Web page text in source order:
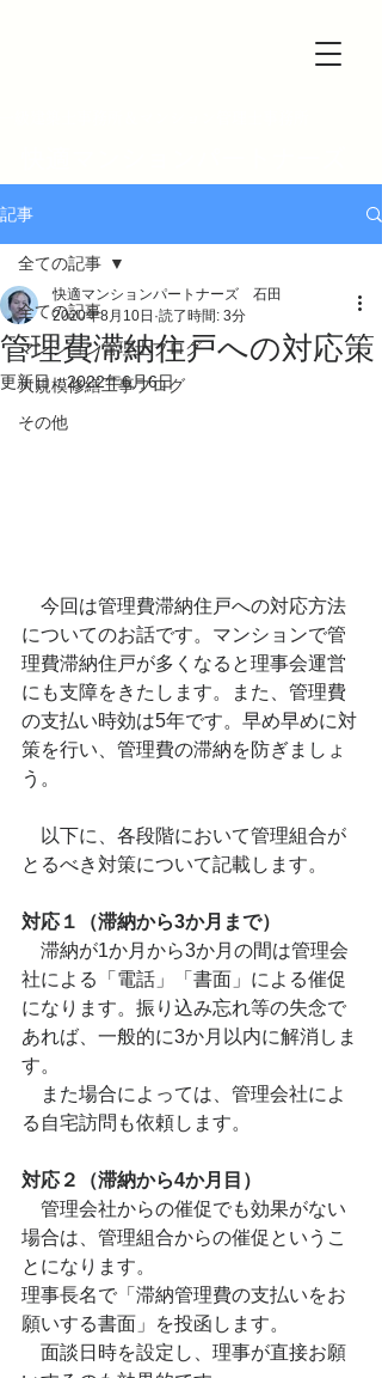
記事
全ての記事
マンション管理士ブログ
大規模修繕工事ブログ
その他
全ての記事
管理費滞納住戸への対応策
快適マンションパートナーズ 石田
2020年8月10日 読了時間: 3分
更新日：2022年6月6日
今回は管理費滞納住戸への対応方法
についてのお話です。マンションで管
理費滞納住戸が多くなると理事会運営
にも支障をきたします。また、管理費
の支払い時効は5年です。早め早めに対
策を行い、管理費の滞納を防ぎましょ
う。
以下に、各段階において管理組合が
とるべき対策について記載します。
対応１（滞納から3か月まで）
滞納が1か月から3か月の間は管理会
社による「電話」「書面」による催促
になります。振り込み忘れ等の失念で
あれば、一般的に3か月以内に解消しま
す。
また場合によっては、管理会社によ
る自宅訪問も依頼します。
対応２（滞納から4か月目）
管理会社からの催促でも効果がない
場合は、管理組合からの催促というこ
とになります。
理事長名で「滞納管理費の支払いをお
願いする書面」を投函します。
面談日時を設定し、理事が直接お願